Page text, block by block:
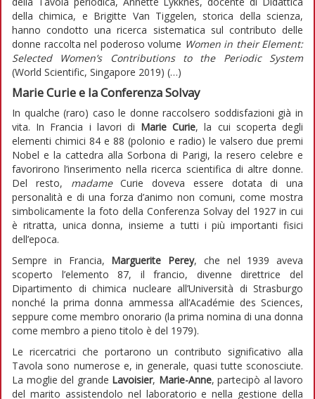
della chimica, e Brigitte Van Tiggelen, storica della scienza,
hanno condotto una ricerca sistematica sul contributo delle
donne raccolta nel poderoso volume Women in their Element:
Selected Women’s Contributions to the Periodic System
(World Scientific, Singapore 2019) (…)
Marie Curie e la Conferenza Solvay
In qualche (raro) caso le donne raccolsero soddisfazioni già in
vita. In Francia i lavori di Marie Curie, la cui scoperta degli
elementi chimici 84 e 88 (polonio e radio) le valsero due premi
Nobel e la cattedra alla Sorbona di Parigi, la resero celebre e
favorirono l’inserimento nella ricerca scientifica di altre donne.
Del resto, madameCurie doveva essere dotata di una
personalità e di una forza d’animo non comuni, come mostra
simbolicamente la foto della Conferenza Solvay del 1927 in cui
è ritratta, unica donna, insieme a tutti i più importanti fisici
dell’epoca.
Sempre in Francia, Marguerite Perey, che nel 1939 aveva
scoperto l’elemento 87, il francio, divenne direttrice del
Dipartimento di chimica nucleare all’Università di Strasburgo
nonché la prima donna ammessa all’Académie des Sciences,
seppure come membro onorario (la prima nomina di una donna
come membro a pieno titolo è del 1979).
Le ricercatrici che portarono un contributo significativo alla
Tavola sono numerose e, in generale, quasi tutte sconosciute.
La moglie del grande Lavoisier, Marie-Anne, partecipò al lavoro
del marito assistendolo nel laboratorio e nella gestione della